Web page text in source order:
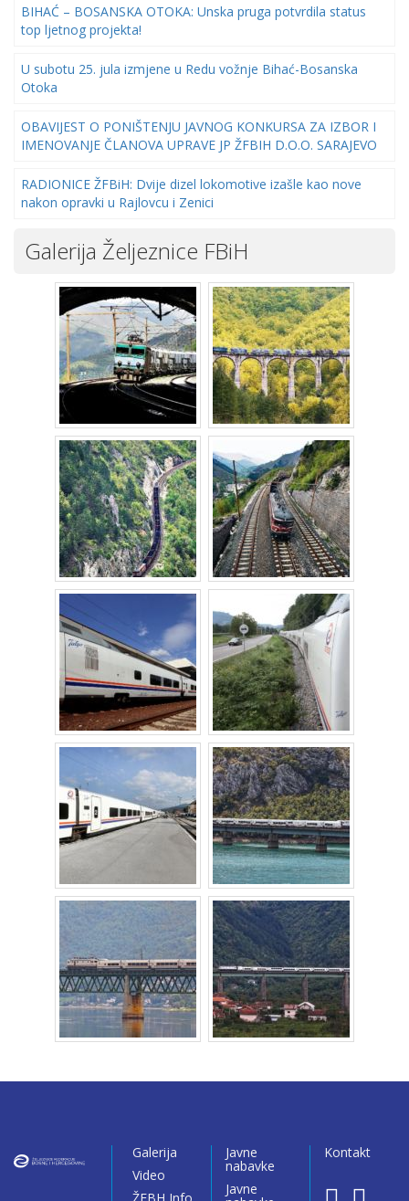
BIHAĆ – BOSANSKA OTOKA: Unska pruga potvrdila status
top ljetnog projekta!
U subotu 25. jula izmjene u Redu vožnje Bihać-Bosanska
Otoka
OBAVIJEST O PONIŠTENJU JAVNOG KONKURSA ZA IZBOR I
IMENOVANJE ČLANOVA UPRAVE JP ŽFBIH D.O.O. SARAJEVO
RADIONICE ŽFBiH: Dvije dizel lokomotive izašle kao nove
nakon opravki u Rajlovcu i Zenici
Galerija Željeznice FBiH
Galerija
Video
ŽFBH Info
Javne
nabavke
Javne
Kontakt